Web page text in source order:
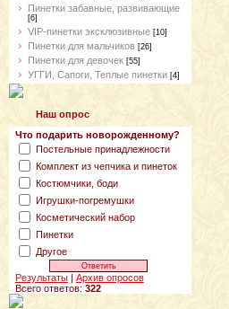
Пинетки забавные, развивающие
[6]
VIP-пинетки эксклюзивные [10]
Пинетки для мальчиков [26]
Пинетки для девочек [55]
УГГИ, Сапоги, Теплые пинетки [4]
Наш опрос
Что подарить новорожденному?
Постельные принадлежности
Комплект из чепчика и пинеток
Костюмчики, боди
Игрушки-погремушки
Косметический набор
Пинетки
Другое
Результаты| Архив опросов
Всего ответов: 322